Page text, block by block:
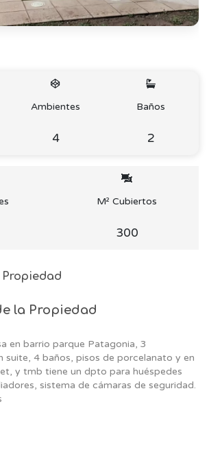
Ambientes
4
Baños
2
M² Cubiertos
300
la Propiedad
en barrio parque Patagonia, 3
suite, 4 baños, pisos de porcelanato y en
y tmb tiene un dpto para huéspedes
sistema de cámaras de seguridad.